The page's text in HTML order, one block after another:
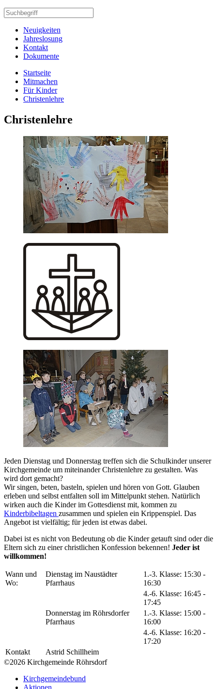
Neuigkeiten
Jahreslosung
Kontakt
Dokumente
Startseite
Mitmachen
Für Kinder
Christenlehre
Christenlehre
Jeden Dienstag und Donnerstag treffen sich die Schulkinder unserer
Kirchgemeinde um miteinander Christenlehre zu gestalten. Was
wird dort gemacht?
Wir singen, beten, basteln, spielen und hören von Gott. Glauben
erleben und selbst entfalten soll im Mittelpunkt stehen. Natürlich
wirken auch die Kinder im Gottesdienst mit, kommen zu
Kinderbibeltagen zusammen und spielen ein Krippenspiel. Das
Angebot ist vielfältig; für jeden ist etwas dabei.
Dabei ist es nicht von Bedeutung ob die Kinder getauft sind oder die
Eltern sich zu einer christlichen Konfession bekennen! Jeder ist
willkommen!
Wann und
Wo:
Dienstag im Naustädter
Pfarrhaus
1.-3. Klasse: 15:30 -
16:30
4.-6. Klasse: 16:45 -
17:45
Donnerstag im Röhrsdorfer
Pfarrhaus
1.-3. Klasse: 15:00 -
16:00
4.-6. Klasse: 16:20 -
17:20
Kontakt
Astrid Schillheim
©2026 Kirchgemeinde Röhrsdorf
Kirchgemeindebund
Aktionen